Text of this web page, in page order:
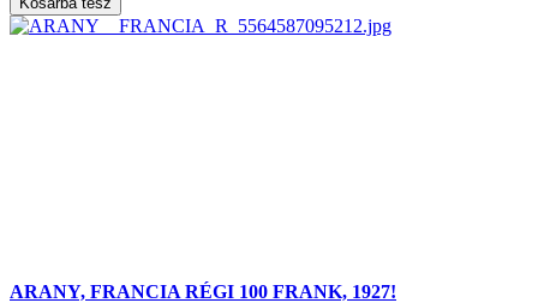
ARANY, FRANCIA RÉGI 100 FRANK, 1927!